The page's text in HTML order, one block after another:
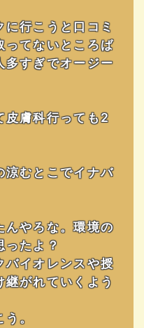
行こうと口コミ
ってないところば
多すぎでオージー
皮膚科行っても2
涼むとこでイナバ
んやろな。環境の
ったよ？
バイオレンスや授
がれていくよう
。